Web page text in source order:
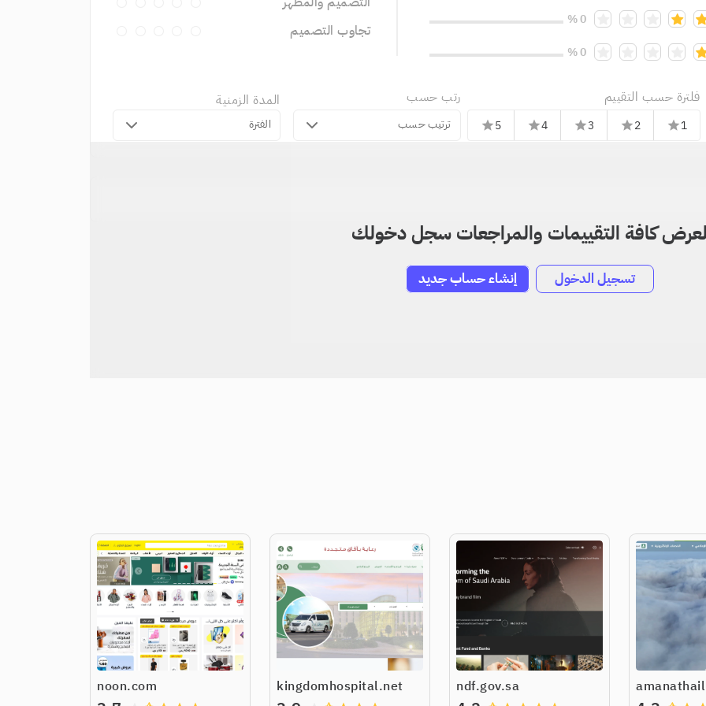
0 %
0 %
تجاوب التصميم
فلترة حسب التقييم
1
star
2
star
3
star
4
star
5
star
رتب حسب
ترتيب حسب
المدة الزمنية
الفترة
لعرض كافة التقييمات والمراجعات سجل دخولك
تسجيل الدخول إنشاء حساب جديد
ndf.gov.sa
kingdomhospital.net
noon.com